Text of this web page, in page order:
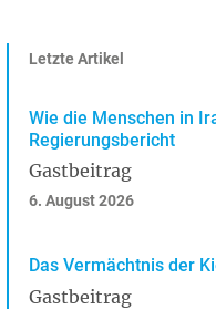
Letzte Artikel
Wie die Menschen in
Regierungsbericht
Gastbeitrag
6. August 2026
Das Vermächtnis der
Gastbeitrag